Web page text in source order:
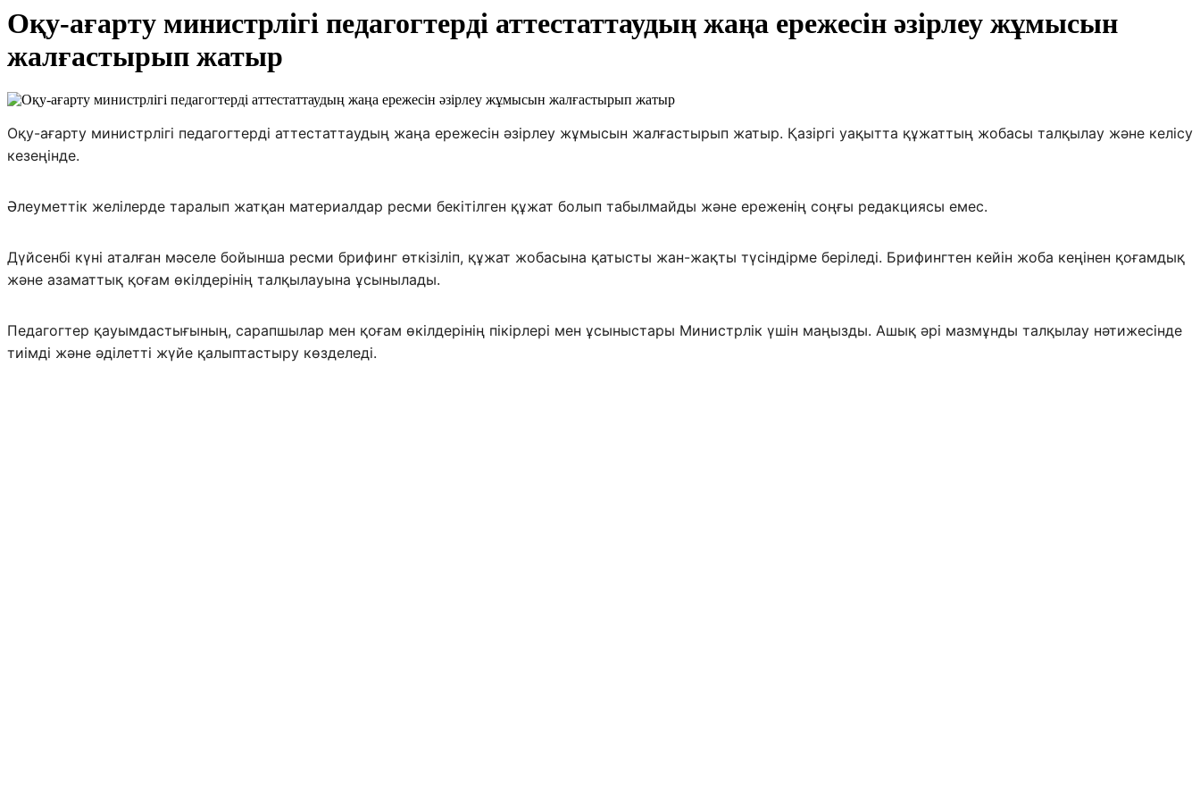
Оқу-ағарту министрлігі педагогтерді аттестаттаудың жаңа ережесін әзірлеу жұмысын
жалғастырып жатыр
Оқу-ағарту министрлігі педагогтерді аттестаттаудың жаңа ережесін әзірлеу жұмысын жалғастырып жатыр. Қазіргі уақытта құжаттың жобасы талқылау және келісу
кезеңінде.
Әлеуметтік желілерде таралып жатқан материалдар ресми бекітілген құжат болып табылмайды және ереженің соңғы редакциясы емес.
Дүйсенбі күні аталған мәселе бойынша ресми брифинг өткізіліп, құжат жобасына қатысты жан-жақты түсіндірме беріледі. Брифингтен кейін жоба кеңінен қоғамдық
және азаматтық қоғам өкілдерінің талқылауына ұсынылады.
Педагогтер қауымдастығының, сарапшылар мен қоғам өкілдерінің пікірлері мен ұсыныстары Министрлік үшін маңызды. Ашық әрі мазмұнды талқылау нәтижесінде
тиімді және әділетті жүйе қалыптастыру көзделеді.